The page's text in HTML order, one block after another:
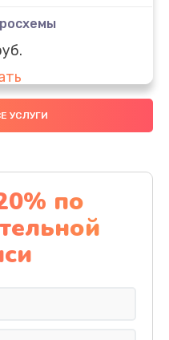
камеры
динамика
УСЛУГИ
по